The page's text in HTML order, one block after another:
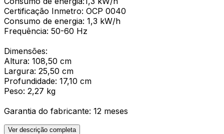
Certificação Inmetro: OCP 0040
Consumo de energia: 1,3 kW/h
Frequência: 50-60 Hz
Dimensões:
Altura: 108,50 cm
Largura: 25,50 cm
Profundidade: 17,10 cm
Peso: 2,27 kg
Garantia do fabricante: 12 meses
Ver descrição completa